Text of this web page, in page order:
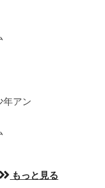
アン
もっと見る